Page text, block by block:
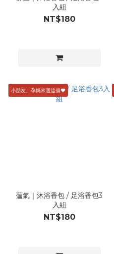
入組
NT$180
小朋友、孕媽米選這個♥
薀氣｜沐浴香包 / 足浴香包3
入組
NT$180